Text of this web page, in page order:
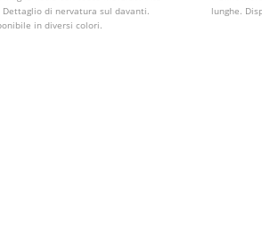
di nervatura sul davanti.
in diversi colori.
lunghe.